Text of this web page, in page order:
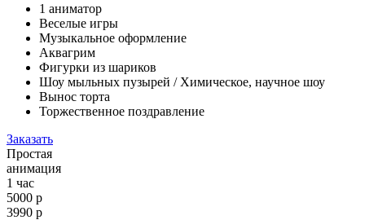
1 аниматор
Веселые игры
Музыкальное оформление
Аквагрим
Фигурки из шариков
Шоу мыльных пузырей / Химическое, научное шоу
Вынос торта
Торжественное поздравление
Заказать
Простая
анимация
1 час
5000 р
3990 р